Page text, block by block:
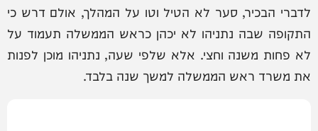
לדברי הבכיר, סער לא הטיל וטו על המהלך, אולם דרש כי
התקופה שבה נתניהו לא יכהן כראש הממשלה תעמוד על
לא פחות משנה וחצי. אלא שלפי שעה, נתניהו מוכן לפנות
את משרד ראש הממשלה למשך שנה בלבד.